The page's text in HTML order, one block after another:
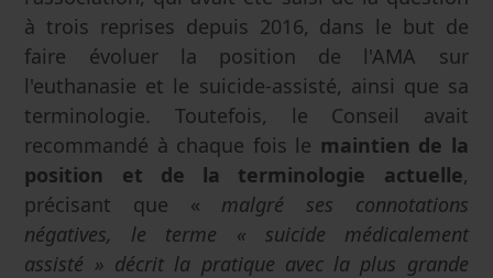
à trois reprises depuis 2016, dans le but de
faire évoluer la position de l'AMA sur
l'euthanasie et le suicide-assisté, ainsi que sa
terminologie. Toutefois, le Conseil avait
recommandé à chaque fois le maintien de la
position et de la terminologie actuelle,
précisant que « malgré ses connotations
négatives, le terme « suicide médicalement
assisté » décrit la pratique avec la plus grande